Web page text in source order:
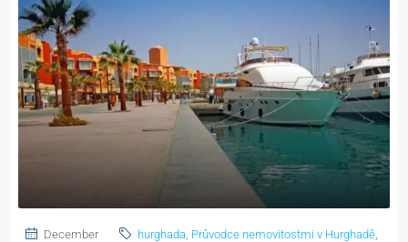
December
hurghada Průvodce nemovitostmi v Hurghadě